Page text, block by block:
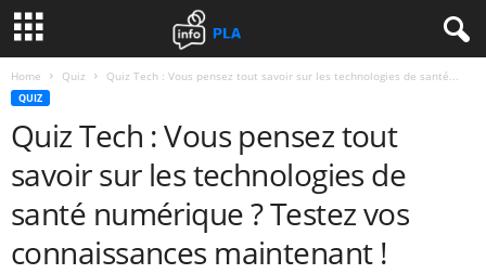
Home Quiz Quiz Tech : Vous pensez tout savoir sur les technologies de santé...
QUIZ
Quiz Tech : Vous pensez tout
savoir sur les technologies de
santé numérique ? Testez vos
connaissances maintenant !